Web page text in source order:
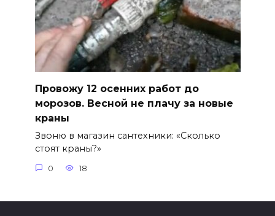
Провожу 12 осенних работ до
морозов. Весной не плачу за новые
краны
Звоню в магазин сантехники: «Сколько
стоят краны?»
0 18